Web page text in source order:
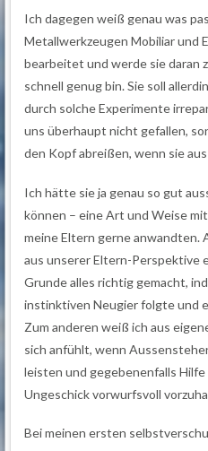
Ich dagegen weiß genau was
Metallwerkzeugen Mobiliar und
bearbeitet und werde sie daran
schnell genug bin. Sie soll
durch solche Experimente
uns überhaupt nicht gefallen,
den Kopf abreißen, wenn sie
Ich hätte sie ja genau so gut
können – eine Art und Weise
meine Eltern gerne anwandten.
aus unserer Eltern-Perspektive
Grunde alles richtig gemacht,
instinktiven Neugier folgte und
Zum anderen weiß ich aus
sich anfühlt, wenn
leisten und gegebenenfalls
Ungeschick vorwurfsvoll
Bei meinen ersten